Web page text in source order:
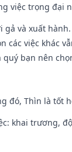
việc trọng đại
và xuất
các việc khác
bạn nên
đó, Thìn là tốt
khai trương,